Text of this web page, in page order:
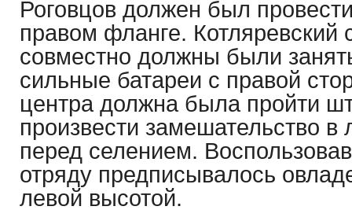
Роговцов должен был
правом фланге. Котляревский
совместно должны были
сильные батареи с правой
центра должна была пройти
произвести замешательство в
перед селением.
отряду предписывалось
левой высотой.